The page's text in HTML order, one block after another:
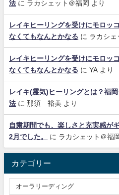
法 に ラカシェット＠福岡 より
レイキヒーリングを受けにモロッ
なくてもなんとかなる に ラカシェ
レイキヒーリングを受けにモロッ
なくてもなんとかなる に YA より
レイキ(霊気)ヒーリングとは？福
法 に 那須 裕美 より
自粛期間でも、楽しさと充実感が
2月でした。
に ラカシェット＠福岡
カテゴリー